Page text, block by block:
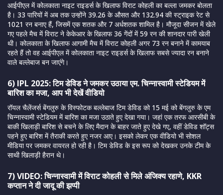
आईपीएल में कोलकाता नाइट राइडर्स के खिलाफ विराट कोहली का बल्ला जमकर बोलता
है। 33 पारियों में अब तक उन्होंने 39.26 के औसत और 132.94 की स्ट्राइक रेट से
1021 रन बनाए हैं, जिसमें एक शतक और 7 अर्धशतक शामिल है। मौजूदा सीजन में खेले
गए पहले मैच में विराट ने केकेआर के खिलाफ 36 गेंदों में 59 रन की शानदार पारी खेली
थी। कोलकाता के खिलाफ आगामी मैच में विराट कोहली अगर 73 रन बनाने में कामयाब
रहते हैं तो वह आईपीएल में कोलकाता नाइट राइडर्स के खिलाफ सबसे ज्यादा रन बनाने
वाले बल्लेबाज बन जाएंगे।
6) IPL 2025: टिम डेविड ने जमकर उठाया एम. चिन्नास्वामी स्टेडियम में
बारिश का मजा, आप भी देखें वीडियो
रॉयल चैलेंजर्स बेंगलुरु के विस्फोटक बल्लेबाज टिम डेविड को 15 मई को बेंगलुरु के एम
चिन्नास्वामी स्टेडियम में बारिश का मजा उठाते हुए देखा गया। जहां एक तरफ आरसीबी के
बाकी खिलाड़ी बारिश से बचने के लिए मैदान के बाहर जाते हुए देखे गए, वहीं डेविड शॉट्स
पहने हुए बारिश में तैराकी करते हुए नजर आए। इसको लेकर एक वीडियो भी सोशल
मीडिया पर जमकर वायरल हो रही है। टिम डेविड के इस रूप को देखकर उनके टीम के
साथी खिलाड़ी हैरान थे।
7) VIDEO: चिन्नास्वामी में विराट कोहली से मिले अंजिक्य रहाणे, KKR
कप्तान ने दी जादू की झप्पी